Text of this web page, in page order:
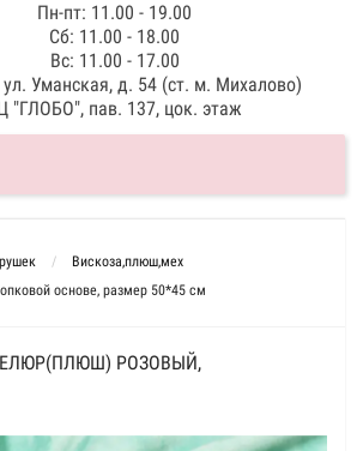
Пн-пт: 11.00 - 19.00
Сб: 11.00 - 18.00
Вс: 11.00 - 17.00
Уманская, д. 54 (ст. м. Михалово)
"ГЛОБО", пав. 137, цок. этаж
Вискоза,плюш,мех
основе, размер 50*45 см
РОЗОВЫЙ,